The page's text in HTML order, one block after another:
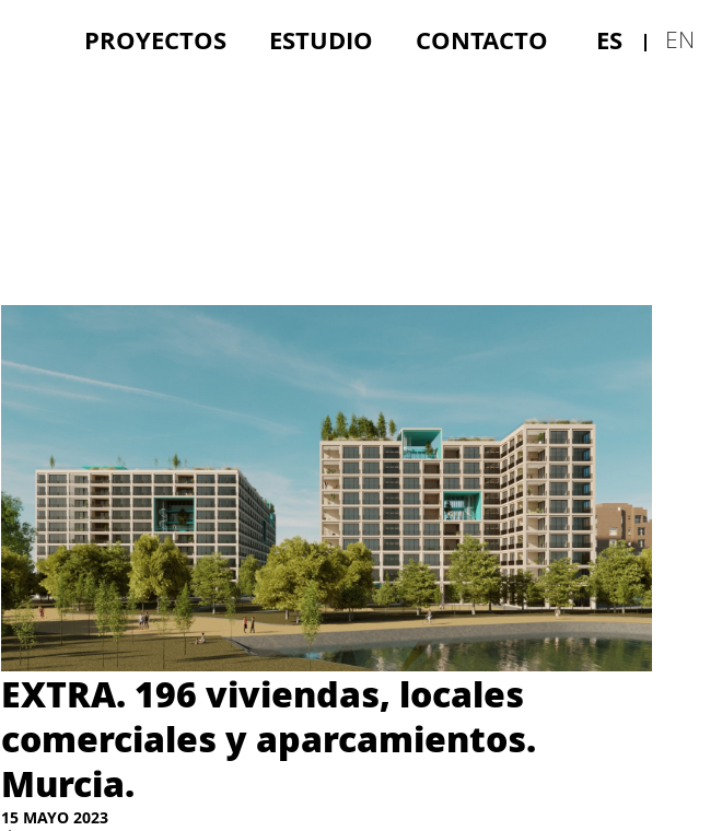
PROYECTOS ESTUDIO CONTACTO ES EN
EXTRA. 196 viviendas, locales
comerciales y aparcamientos.
Murcia.
15 MAYO 2023